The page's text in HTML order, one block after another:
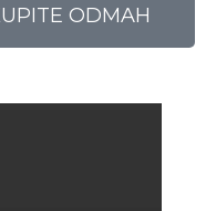
ODMAH